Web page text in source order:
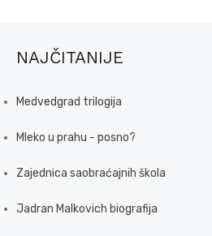
NAJČITANIJE
Medvedgrad trilogija
Mleko u prahu - posno?
Zajednica saobraćajnih škola
Jadran Malkovich biografija